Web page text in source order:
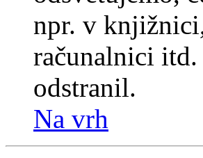
npr. v
računalnici
odstranil.
Na vrh